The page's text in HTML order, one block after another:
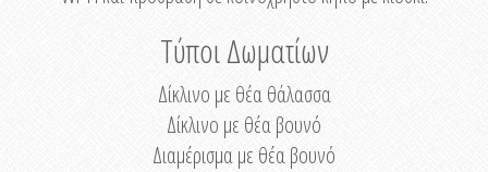
Τύποι Δωματίων
Δίκλινο με θέα θάλασσα
Δίκλινο με θέα βουνό
Διαμέρισμα με θέα βουνό